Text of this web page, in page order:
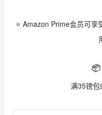
⭐️ Amazon Prime会员可
📦
满35镑